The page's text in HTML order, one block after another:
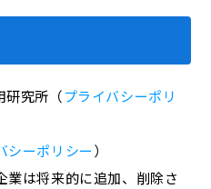
研究所（プライバシーポリ
シーポリシー）
は将来的に追加、削除さ